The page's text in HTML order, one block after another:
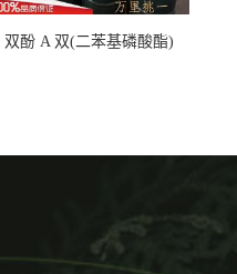
双酚 A 双(二苯基磷酸酯)